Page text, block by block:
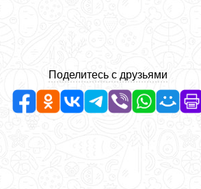
Поделитесь с друзьями